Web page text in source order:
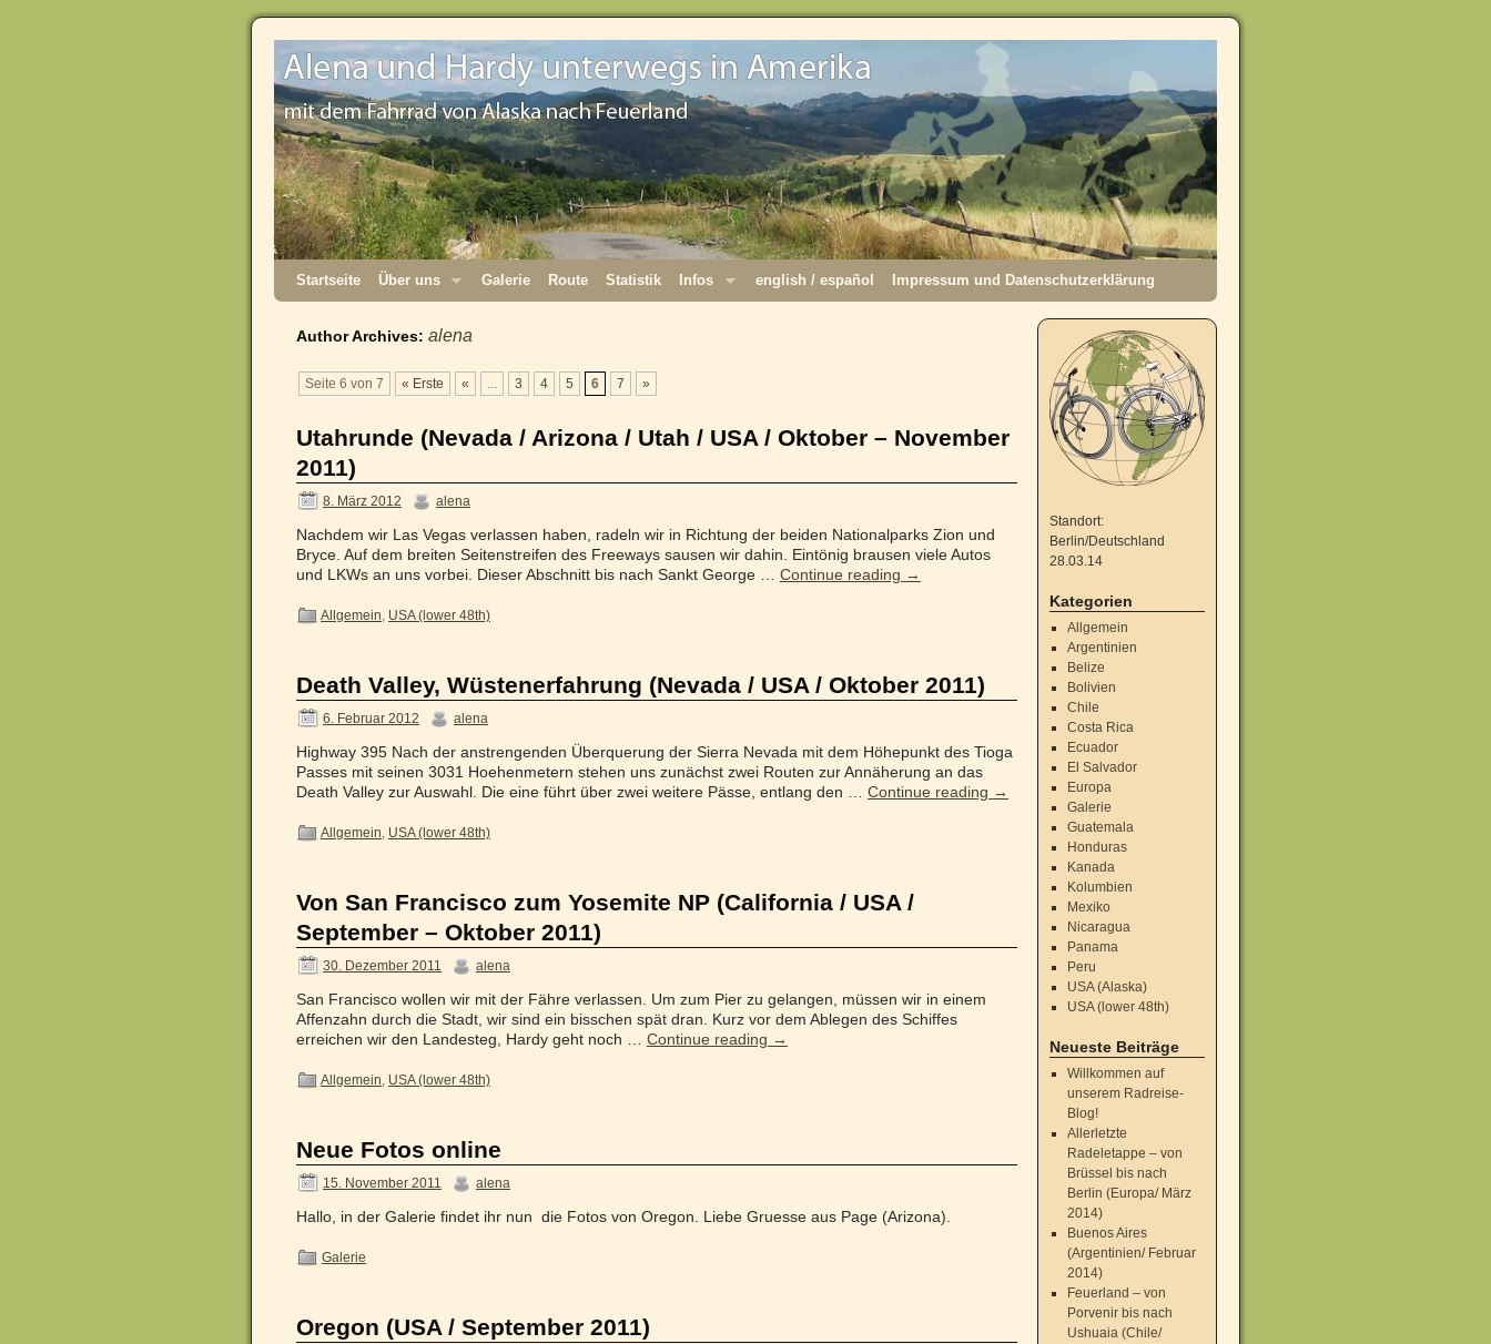
Startseite Über uns Galerie Route Statistik Infos english / español Impressum und Datenschutzerklärung
Author Archives: alena
Seite 6 von 7 « Erste « ... 3 4 5 6 7 »
Utahrunde (Nevada / Arizona / Utah / USA / Oktober – November
2011)
8. März 2012 alena
Nachdem wir Las Vegas verlassen haben, radeln wir in Richtung der beiden Nationalparks Zion und
Bryce. Auf dem breiten Seitenstreifen des Freeways sausen wir dahin. Eintönig brausen viele Autos
und LKWs an uns vorbei. Dieser Abschnitt bis nach Sankt George … Continue reading →
Allgemein, USA (lower 48th)
Death Valley, Wüstenerfahrung (Nevada / USA / Oktober 2011)
6. Februar 2012 alena
Highway 395 Nach der anstrengenden Überquerung der Sierra Nevada mit dem Höhepunkt des Tioga
Passes mit seinen 3031 Hoehenmetern stehen uns zunächst zwei Routen zur Annäherung an das
Death Valley zur Auswahl. Die eine führt über zwei weitere Pässe, entlang den … Continue reading →
Allgemein, USA (lower 48th)
Von San Francisco zum Yosemite NP (California / USA /
September – Oktober 2011)
30. Dezember 2011 alena
San Francisco wollen wir mit der Fähre verlassen. Um zum Pier zu gelangen, müssen wir in einem
Affenzahn durch die Stadt, wir sind ein bisschen spät dran. Kurz vor dem Ablegen des Schiffes
erreichen wir den Landesteg, Hardy geht noch … Continue reading →
Allgemein, USA (lower 48th)
Neue Fotos online
15. November 2011 alena
Hallo, in der Galerie findet ihr nun die Fotos von Oregon. Liebe Gruesse aus Page (Arizona).
Galerie
Oregon (USA / September 2011)
Standort:
Berlin/Deutschland
28.03.14
Kategorien
Allgemein
Argentinien
Belize
Bolivien
Chile
Costa Rica
Ecuador
El Salvador
Europa
Galerie
Guatemala
Honduras
Kanada
Kolumbien
Mexiko
Nicaragua
Panama
Peru
USA (Alaska)
USA (lower 48th)
Neueste Beiträge
Willkommen auf
unserem Radreise-
Blog!
Allerletzte
Radeletappe – von
Brüssel bis nach
Berlin (Europa/ März
2014)
Buenos Aires
(Argentinien/ Februar
2014)
Feuerland – von
Porvenir bis nach
Ushuaia (Chile/